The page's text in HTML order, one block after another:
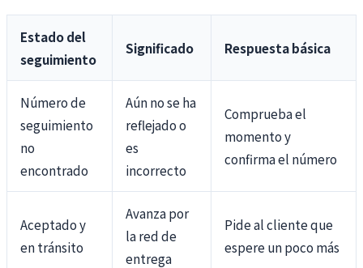
Estado del
seguimiento
Significado Respuesta básica
Número de
seguimiento
no
encontrado
Aún no se ha
reflejado o
es
incorrecto
Comprueba el
momento y
confirma el número
Aceptado y
en tránsito
Avanza por
la red de
entrega
Pide al cliente que
espere un poco más